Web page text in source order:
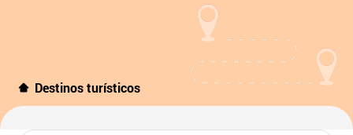
Destinos turísticos